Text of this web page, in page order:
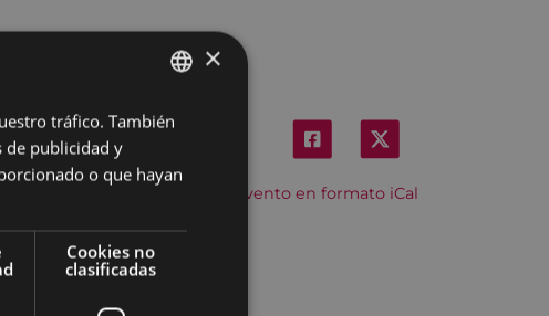
Descargar el evento en formato iCal
BASQUE
×
tráfico. También
de publicidad y
o que hayan
Cookies no
clasificadas